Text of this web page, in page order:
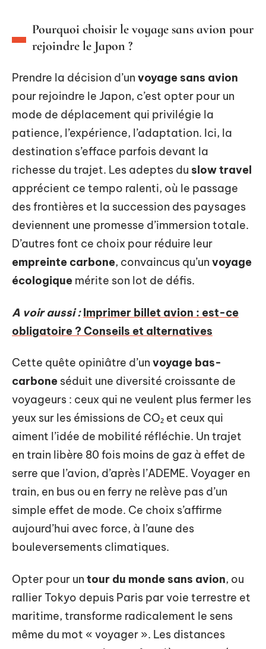
Pourquoi choisir le voyage sans avion pour
rejoindre le Japon ?
Prendre la décision d’un voyage sans avion
pour rejoindre le Japon, c’est opter pour un
mode de déplacement qui privilégie la
patience, l’expérience, l’adaptation. Ici, la
destination s’efface parfois devant la
richesse du trajet. Les adeptes du slow travel
apprécient ce tempo ralenti, où le passage
des frontières et la succession des paysages
deviennent une promesse d’immersion totale.
D’autres font ce choix pour réduire leur
empreinte carbone, convaincus qu’un voyage
écologique mérite son lot de défis.
A voir aussi : Imprimer billet avion : est-ce
obligatoire ? Conseils et alternatives
Cette quête opiniâtre d’un voyage bas-
carbone séduit une diversité croissante de
voyageurs : ceux qui ne veulent plus fermer les
yeux sur les émissions de CO₂ et ceux qui
aiment l’idée de mobilité réfléchie. Un trajet
en train libère 80 fois moins de gaz à effet de
serre que l’avion, d’après l’ADEME. Voyager en
train, en bus ou en ferry ne relève pas d’un
simple effet de mode. Ce choix s’affirme
aujourd’hui avec force, à l’aune des
bouleversements climatiques.
Opter pour un tour du monde sans avion, ou
rallier Tokyo depuis Paris par voie terrestre et
maritime, transforme radicalement le sens
même du mot « voyager ». Les distances